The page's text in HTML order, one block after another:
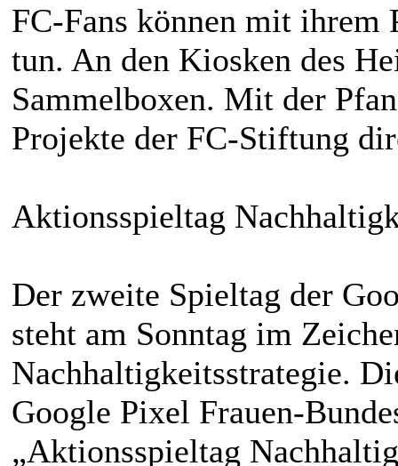
FC-Fans können mit ihrem
tun. An den Kiosken des
Sammelboxen. Mit der
Projekte der FC-Stiftung
Aktionsspieltag
Der zweite Spieltag der
steht am Sonntag im
Nachhaltigkeitsstrategie.
Google Pixel Frauen-
„Aktionsspieltag